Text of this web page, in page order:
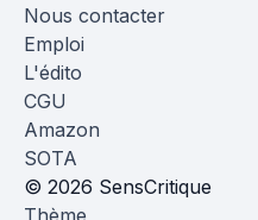
Nous contacter
Emploi
L'édito
CGU
Amazon
SOTA
© 2026 SensCritique
Thème